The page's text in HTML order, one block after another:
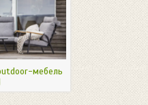
мебель